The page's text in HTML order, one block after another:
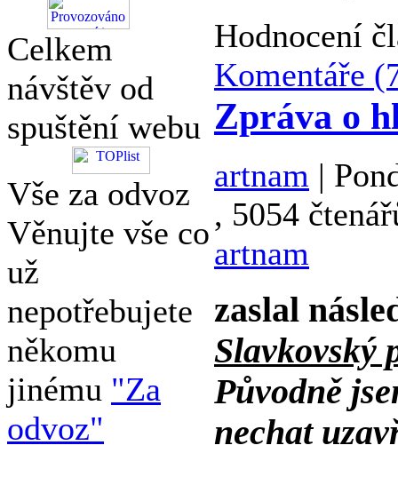
Celkem
návštěv od
spuštění webu
Vše za odvoz
Věnujte vše co
už
nepotřebujete
někomu
jinému "Za
odvoz"
Hodnocení
Komentáře
Zpráva o
artnam |
, 5054
artnam
zaslal
Slavkovský
Původně
nechat